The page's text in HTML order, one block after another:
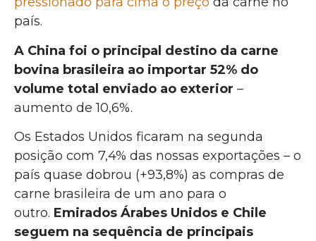
país.
A China foi o principal destino da carne
bovina brasileira ao importar 52% do
volume total enviado ao exterior –
aumento de 10,6%.
Os Estados Unidos ficaram na segunda
posição com 7,4% das nossas exportações – o
país quase dobrou (+93,8%) as compras de
carne brasileira de um ano para o
outro. Emirados Árabes Unidos e Chile
seguem na sequência de principais